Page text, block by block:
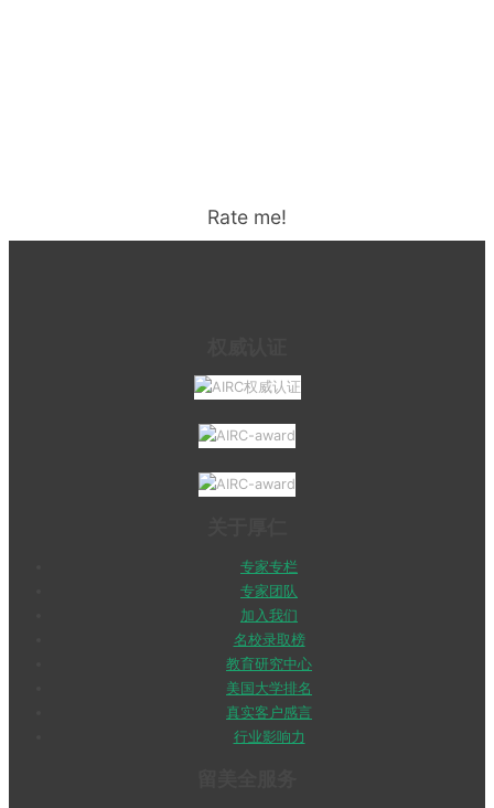
Rate me!
专家专栏
专家团队
加入我们
名校录取榜
教育研究中心
美国大学排名
真实客户感言
行业影响力